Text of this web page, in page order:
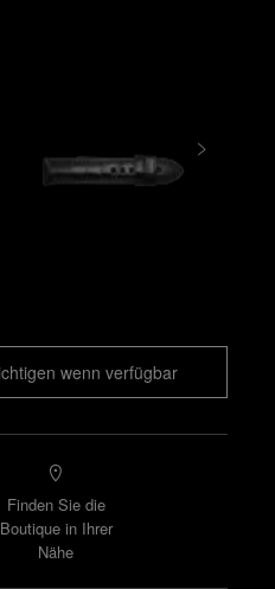
wenn verfügbar
Finden Sie die
Boutique in Ihrer
Nähe